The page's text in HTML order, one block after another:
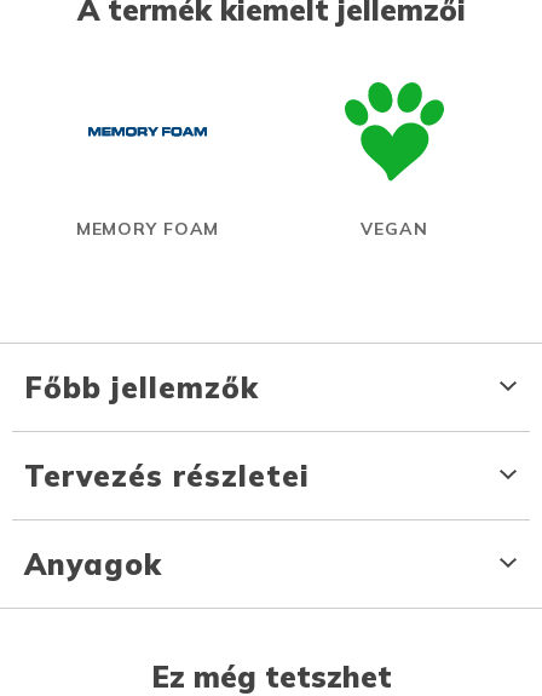
A termék kiemelt jellemzői
MEMORY FOAM VEGAN
Főbb jellemzők
Tervezés részletei
Anyagok
Ez még tetszhet